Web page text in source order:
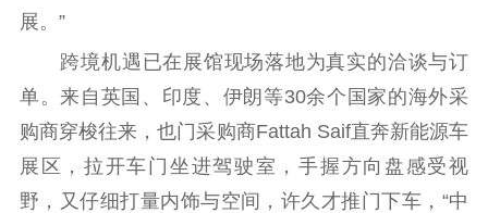
展。”
跨境机遇已在展馆现场落地为真实的洽谈与订
单。来自英国、印度、伊朗等30余个国家的海外采
购商穿梭往来，也门采购商Fattah Saif直奔新能源车
展区，拉开车门坐进驾驶室，手握方向盘感受视
野，又仔细打量内饰与空间，许久才推门下车，“中